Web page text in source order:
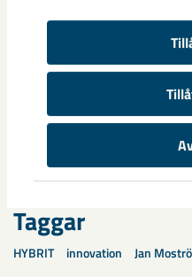
Cooperating for the future:
(14.30-16.00) EU
Dela
Taggar
HYBRIT innovation Jan